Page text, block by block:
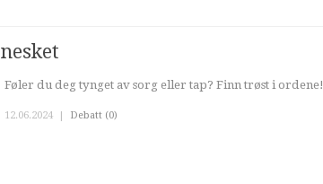
Føler du deg tynget av sorg eller tap? Finn trøst i ordene!
12.06.2024 | Debatt (0)